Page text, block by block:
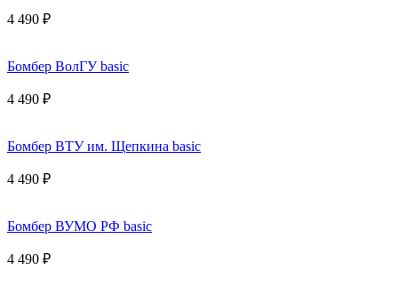
4 490 ₽
Бомбер ВолГУ basic
4 490 ₽
Бомбер ВТУ им. Щепкина basic
4 490 ₽
Бомбер ВУМО РФ basic
4 490 ₽